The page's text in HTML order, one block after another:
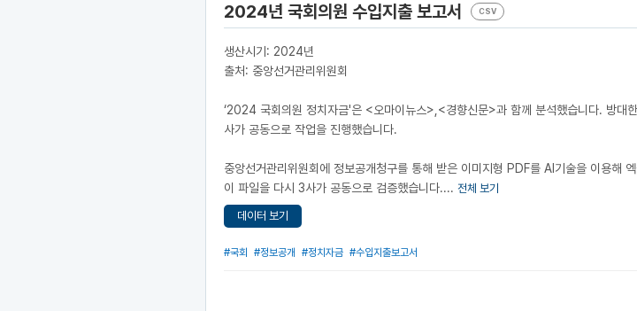
2024년 국회의원 수입지출 보고서 CSV
생산시기: 2024년
출처: 중앙선거관리위원회
‘2024 국회의원 정치자금'은 <오마이뉴스>,<경향신문>과 함께 분석했습니다. 방대
사가 공동으로 작업을 진행했습니다.
중앙선거관리위원회에 정보공개청구를 통해 받은 이미지형 PDF를 AI기술을 이용해 엑
이 파일을 다시 3사가 공동으로 검증했습니다.... 전체 보기
데이터 보기
#국회 #정보공개 #정치자금 #수입지출보고서